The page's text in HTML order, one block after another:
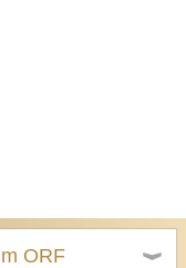
ORF